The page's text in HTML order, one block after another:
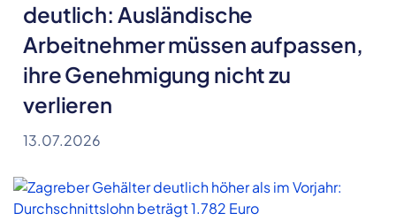
deutlich: Ausländische
Arbeitnehmer müssen aufpassen,
ihre Genehmigung nicht zu
verlieren
13.07.2026